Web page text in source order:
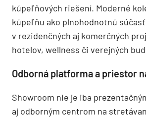
kúpeľňových riešení. Moderné
kúpeľňu ako plnohodnotnú
v rezidenčných aj komerčných
hotelov, wellness či verejných
Odborná platforma a priestor
Showroom nie je iba
aj odborným centrom na